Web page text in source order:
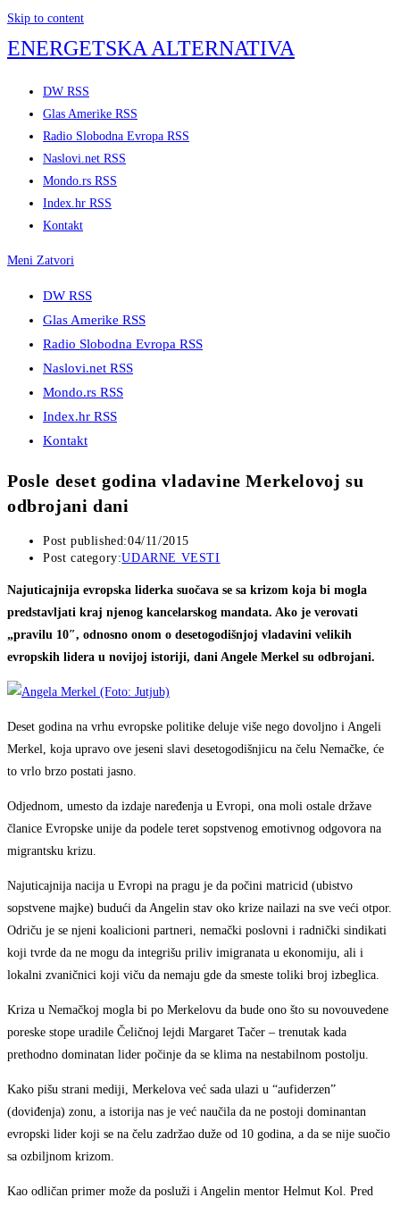
Skip to content
ENERGETSKA ALTERNATIVA
DW RSS
Glas Amerike RSS
Radio Slobodna Evropa RSS
Naslovi.net RSS
Mondo.rs RSS
Index.hr RSS
Kontakt
Meni Zatvori
DW RSS
Glas Amerike RSS
Radio Slobodna Evropa RSS
Naslovi.net RSS
Mondo.rs RSS
Index.hr RSS
Kontakt
Posle deset godina vladavine Merkelovoj su
odbrojani dani
Post published:04/11/2015
Post category:UDARNE VESTI
Najuticajnija evropska liderka suočava se sa krizom koja bi mogla
predstavljati kraj njenog kancelarskog mandata. Ako je verovati
„pravilu 10″, odnosno onom o desetogodišnjoj vladavini velikih
evropskih lidera u novijoj istoriji, dani Angele Merkel su odbrojani.
Deset godina na vrhu evropske politike deluje više nego dovoljno i Angeli
Merkel, koja upravo ove jeseni slavi desetogodišnjicu na čelu Nemačke, će
to vrlo brzo postati jasno.
Odjednom, umesto da izdaje naređenja u Evropi, ona moli ostale države
članice Evropske unije da podele teret sopstvenog emotivnog odgovora na
migrantsku krizu.
Najuticajnija nacija u Evropi na pragu je da počini matricid (ubistvo
sopstvene majke) budući da Angelin stav oko krize nailazi na sve veći otpor.
Odriču je se njeni koalicioni partneri, nemački poslovni i radnički sindikati
koji tvrde da ne mogu da integrišu priliv imigranata u ekonomiju, ali i
lokalni zvaničnici koji viču da nemaju gde da smeste toliki broj izbeglica.
Kriza u Nemačkoj mogla bi po Merkelovu da bude ono što su novouvedene
poreske stope uradile Čeličnoj lejdi Margaret Tačer – trenutak kada
prethodno dominatan lider počinje da se klima na nestabilnom postolju.
Kako pišu strani mediji, Merkelova već sada ulazi u “aufiderzen”
(doviđenja) zonu, a istorija nas je već naučila da ne postoji dominantan
evropski lider koji se na čelu zadržao duže od 10 godina, a da se nije suočio
sa ozbiljnom krizom.
Kao odličan primer može da posluži i Angelin mentor Helmut Kol. Pred